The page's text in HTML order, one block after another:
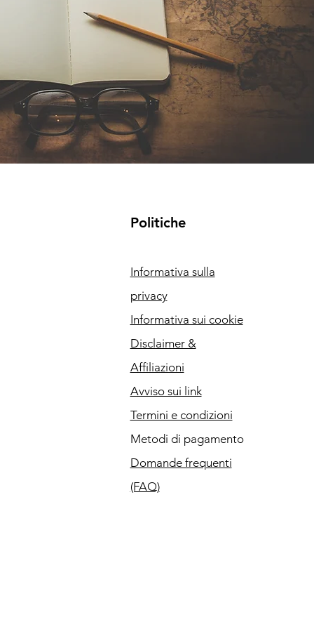
Politiche
Informativa sulla
privacy
Informativa sui cookie
Disclaimer &
Affiliazioni
Avviso sui link
Termini e condizioni
Metodi di pagamento
Domande frequenti
(FAQ)